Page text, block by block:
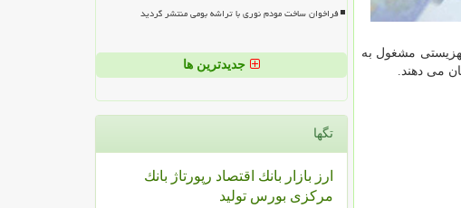
مشغول به
می دهند.
فراخوان ساخت مودم نوری با تراشه بومی منتشر گردید
جدیدترین ها
تگها
ارز بازار بانك اقتصاد رپورتاژ بانك
مركزی بورس تولید